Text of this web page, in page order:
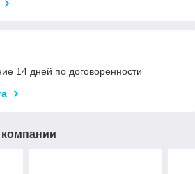
14 дней по договоренности